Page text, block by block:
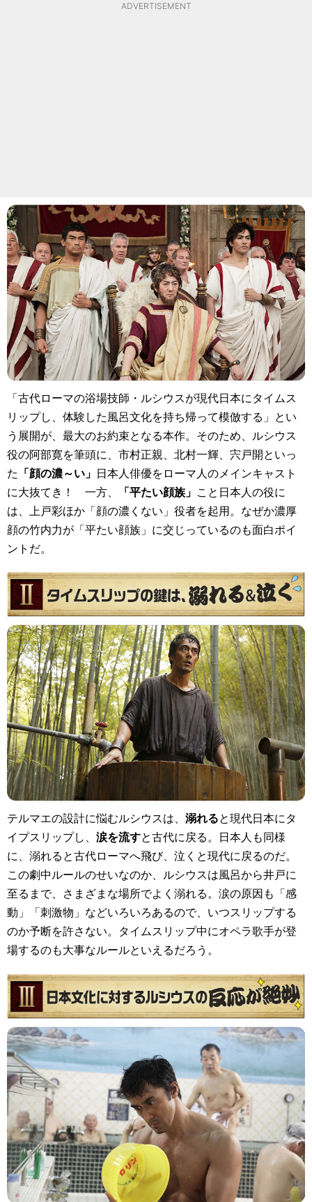
ADVERTISEMENT
「古代ローマの浴場技師・ルシウスが現代日本にタイムス
リップし、体験した風呂文化を持ち帰って模倣する」とい
う展開が、最大のお約束となる本作。そのため、ルシウス
役の阿部寛を筆頭に、市村正親、北村一輝、宍戸開といっ
た 「顔の濃～い」 日本人俳優をローマ人のメインキャスト
に大抜てき！ 一方、
「平たい顔族」 こと日本人の役に
は、上戸彩ほか「顔の濃くない」役者を起用。なぜか濃厚
顔の竹内力が「平たい顔族」に交じっているのも面白ポイ
ントだ。
テルマエの設計に悩むルシウスは、 溺れると現代日本にタ
イプスリップし、 涙を流すと古代に戻る。日本人も同様
に、溺れると古代ローマへ飛び、泣くと現代に戻るのだ。
この劇中ルールのせいなのか、ルシウスは風呂から井戸に
至るまで、さまざまな場所でよく溺れる。涙の原因も「感
動」「刺激物」などいろいろあるので、いつスリップする
のか予断を許さない。タイムスリップ中にオペラ歌手が登
場するのも大事なルールといえるだろう。